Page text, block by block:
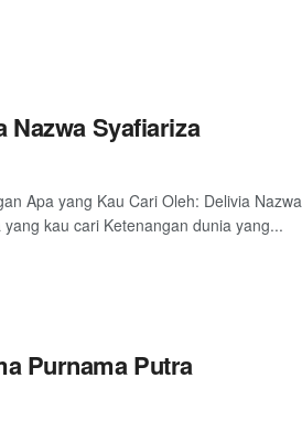
Nazwa Syafiariza
Apa yang Kau Cari Oleh: Delivia Nazwa
kau cari Ketenangan dunia yang...
Purnama Putra